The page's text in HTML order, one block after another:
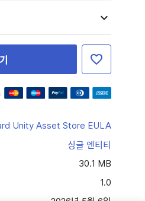
Unity Asset Store EULA
싱글 엔티티
30.1 MB
1.0